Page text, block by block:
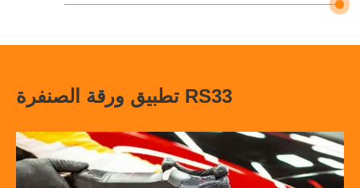
تطبيق ورقة الصنفرة RS33